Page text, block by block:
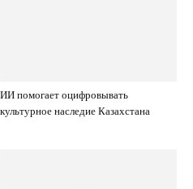
ИИ помогает оцифровывать
культурное наследие Казахстана